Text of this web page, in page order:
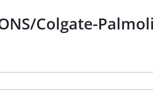
Colgate-